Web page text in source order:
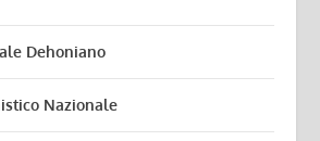
Dehoniano
Nazionale